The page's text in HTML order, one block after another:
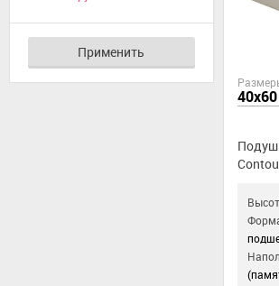
Применить
40x60